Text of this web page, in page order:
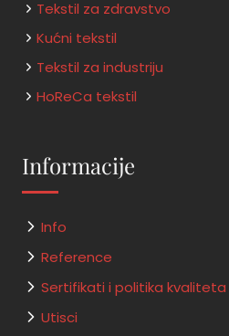
Tekstil za zdravstvo
Kućni tekstil
Tekstil za industriju
HoReCa tekstil
Informacije
Info
Reference
Sertifikati i politika kvaliteta
Utisci